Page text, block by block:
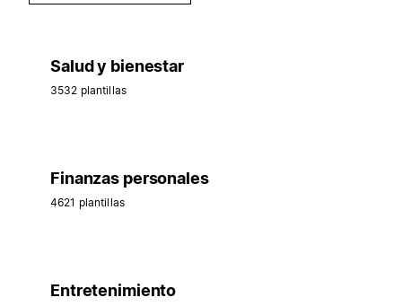
Salud y bienestar
3532 plantillas
Finanzas personales
4621 plantillas
Entretenimiento